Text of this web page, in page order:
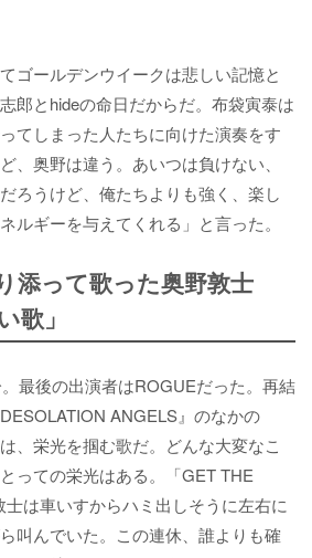
ゴールデンウイークは悲しい記憶と
郎とhideの命日だからだ。布袋寅泰は
てしまった人たちに向けた演奏をす
、奥野は違う。あいつは負けない、
ろうけど、俺たちよりも強く、楽し
ルギーを与えてくれる」と言った。
添って歌った奥野敦士
歌」
最後の出演者はROGUEだった。再結
ANGELS』のなかの
、栄光を掴む歌だ。どんな大変なこ
っての栄光はある。「GET THE
は車いすからハミ出しそうに左右に
叫んでいた。この連休、誰よりも確